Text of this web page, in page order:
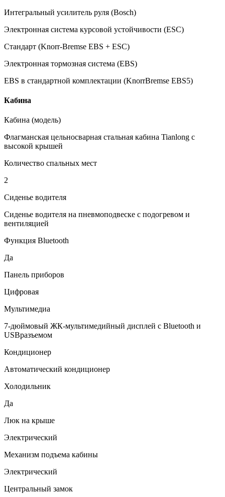
Интегральный усилитель руля (Bosch)
Электронная система курсовой устойчивости (ESC)
Стандарт (Knorr-Bremse EBS + ESC)
Электронная тормозная система (EBS)
EBS в стандартной комплектации (KnorrBremse EBS5)
Кабина
Кабина (модель)
Флагманская цельносварная стальная кабина Tianlong с
высокой крышей
Количество спальных мест
2
Сиденье водителя
Сиденье водителя на пневмоподвеске с подогревом и
вентиляцией
Функция Bluetooth
Да
Панель приборов
Цифровая
Мультимедиа
7-дюймовый ЖК-мультимедийный дисплей c Bluetooth и
USBразъемом
Кондиционер
Автоматический кондиционер
Холодильник
Да
Люк на крыше
Электрический
Механизм подъема кабины
Электрический
Центральный замок